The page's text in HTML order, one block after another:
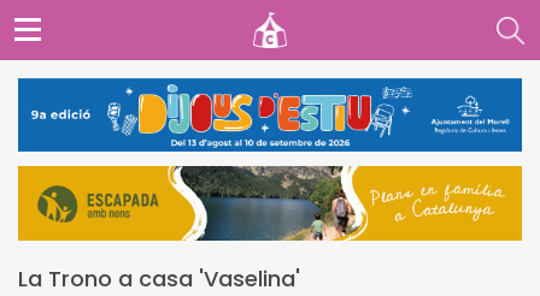
La Trono a casa 'Vaselina'